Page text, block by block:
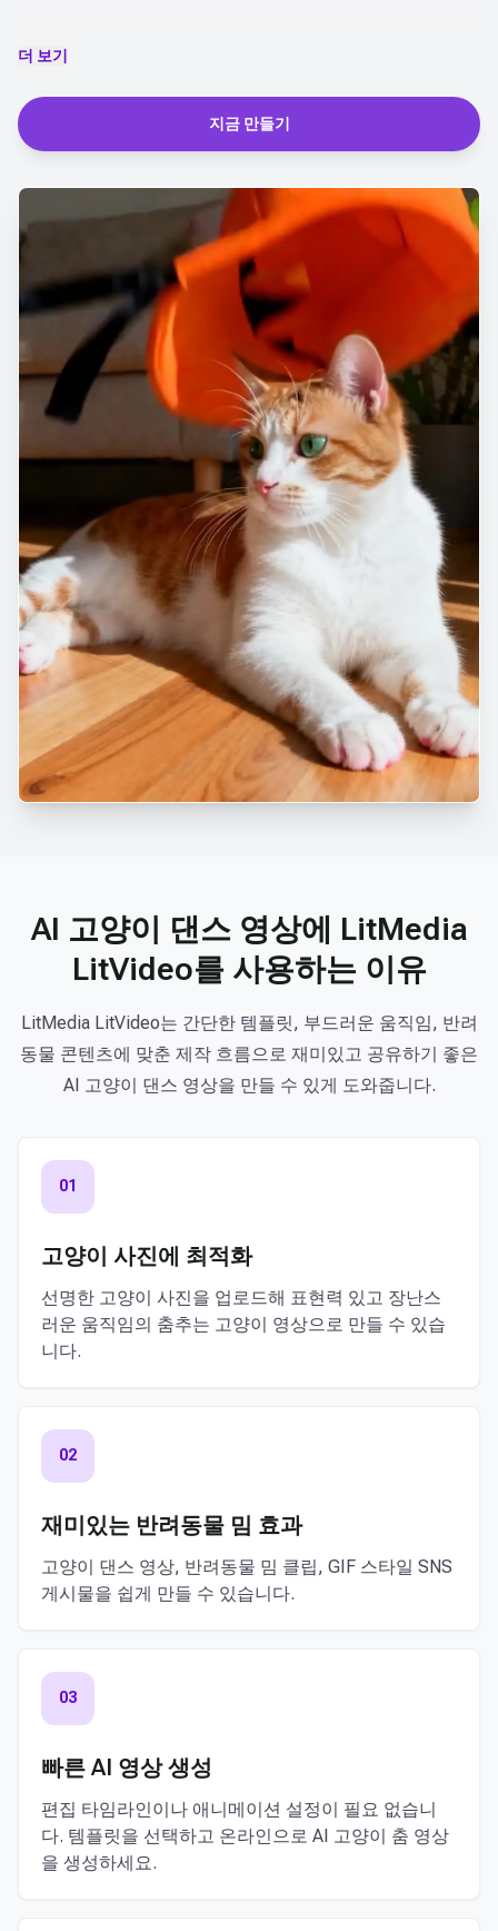
고양이 댄스 템플릿을 선택하고 생동감 있는 AI 반려동물 영
보세요. 좋아하는 고양이 사진으로 AI 고양이 춤 영상, GIF
스타일 클립, 반려동물 밈 콘텐츠를 빠르게 만들 수 있습니
더 보기
지금 만들기
AI 고양이 댄스 영상에 LitMedia
LitVideo를 사용하는 이유
LitMedia LitVideo는 간단한 템플릿, 부드러운 움직임, 반려
동물 콘텐츠에 맞춘 제작 흐름으로 재미있고 공유하기 좋은
AI 고양이 댄스 영상을 만들 수 있게 도와줍니다.
01
고양이 사진에 최적화
선명한 고양이 사진을 업로드해 표현력 있고 장난스
러운 움직임의 춤추는 고양이 영상으로 만들 수 있습
니다.
02
재미있는 반려동물 밈 효과
고양이 댄스 영상, 반려동물 밈 클립, GIF 스타일 SNS
게시물을 쉽게 만들 수 있습니다.
03
빠른 AI 영상 생성
편집 타임라인이나 애니메이션 설정이 필요 없습니
다. 템플릿을 선택하고 온라인으로 AI 고양이 춤 영상
을 생성하세요.